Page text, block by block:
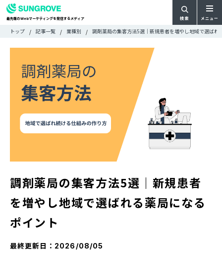
最先端のWebマーケティングを発信するメディア 検索 メニュー
カテゴリで探す
TAG
タグで探す
WRITER
FEATURE
特集
MOVIE
利用規約
検
検
トップ 記事一覧 業種別 調剤薬局の集客方法5選｜新規患者を増やし地域で選ばれ
調剤薬局の集客方法5選｜新規患者
を増やし地域で選ばれる薬局になる
ポイント
最終更新日： 2026/08/05